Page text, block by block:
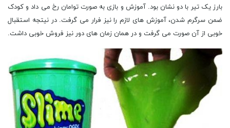
بارز یک تیر با دو نشان بود. آموزش و بازی به صورت توامان رخ می داد و کودک
ضمن سرگرم شدن، آموزش های لازم را نیز فرار می گرفت. در نیتجه استقبال
خوبی از آن صورت می گرفت و در همان زمان های دور نیز فروش خوبی داشت.